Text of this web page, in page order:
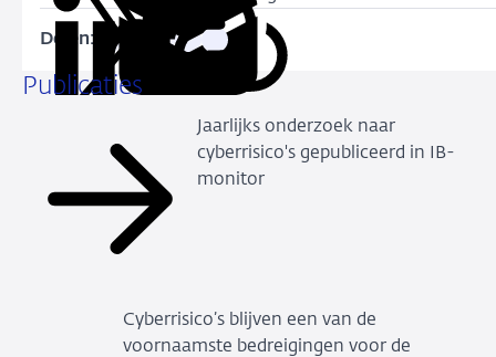
Delen:
Deel
via via
DeelDeel
mail
Kopieer
Publicaties
Jaarlijks onderzoek naar
cyberrisico's gepubliceerd in IB-
monitor
Cyberrisico’s blijven een van de
voornaamste bedreigingen voor de